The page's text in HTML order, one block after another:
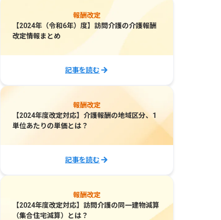
報酬改定
【2024年（令和6年）度】訪問介護の介護報酬
改定情報まとめ
記事を読む
報酬改定
【2024年度改定対応】介護報酬の地域区分、1
単位あたりの単価とは？
記事を読む
報酬改定
【2024年度改定対応】訪問介護の同一建物減算
（集合住宅減算）とは？